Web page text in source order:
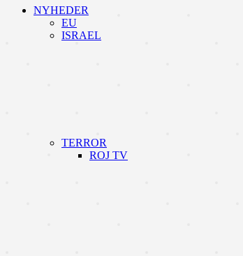
NYHEDER
EU
ISRAEL
TERROR
ROJ TV